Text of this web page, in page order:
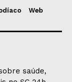
Web
saúde,